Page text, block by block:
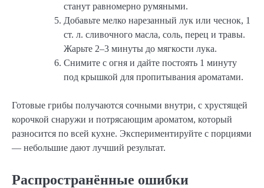
станут равномерно румяными.
Добавьте мелко нарезанный лук или чеснок, 1
ст. л. сливочного масла, соль, перец и травы.
Жарьте 2–3 минуты до мягкости лука.
Снимите с огня и дайте постоять 1 минуту
под крышкой для пропитывания ароматами.
Готовые грибы получаются сочными внутри, с хрустящей
корочкой снаружи и потрясающим ароматом, который
разносится по всей кухне. Экспериментируйте с порциями
— небольшие дают лучший результат.
Распространённые ошибки